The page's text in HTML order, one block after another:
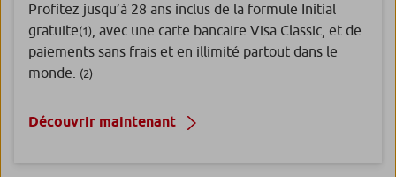
Profitez jusqu’à 28 ans inclus de la formule Initial
gratuite(1) , avec une carte bancaire Visa Classic, et de
paiements sans frais et en illimité partout dans le
monde.
(2)
Découvrir maintenant